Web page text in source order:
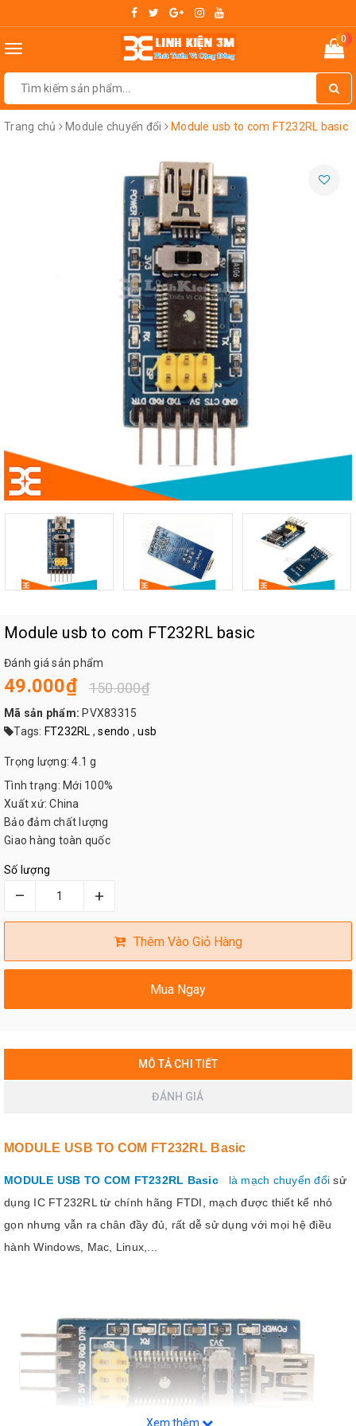
Toggle
0
Trang chủ Module chuyển đổi Module usb to com FT232RL basic
Module usb to com FT232RL basic
Đánh giá sản phẩm
49.000₫ 150.000₫
Mã sản phẩm: PVX83315
Tags: FT232RL ,sendo ,usb
Trọng lượng: 4.1 g
Tình trạng: Mới 100%
Xuất xứ: China
Bảo đảm chất lượng
Giao hàng toàn quốc
Số lượng
– +
Thêm Vào Giỏ Hàng
Mua Ngay
MÔ TẢ CHI TIẾT
ĐÁNH GIÁ
MODULE USB TO COM FT232RL Basic
MODULE USB TO COM FT232RL Basic là mạch chuyển đổi sử
dụng IC FT232RL từ chính hãng FTDI, mạch được thiết kể nhỏ
gọn nhưng vẫn ra chân đầy đủ, rất dễ sử dụng với mọi hệ điều
hành Windows, Mac, Linux,...
Xem thêm